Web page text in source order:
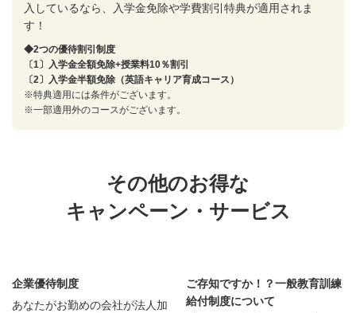
入しているなら、入学金免除や学費割引特典が適用されま
す！
◆2つの優待割引制度
〔1〕入学金全額免除+授業料10％割引
〔2〕入学金半額免除（英語キャリア育成コース）
※特典適用には条件がございます。
※一部適用外のコースがございます。
その他のお得な
キャンペーン・サービス
企業優待制度
あなたがお勤めの会社が法人加
ご存知ですか！？一般教育訓練
給付制度について